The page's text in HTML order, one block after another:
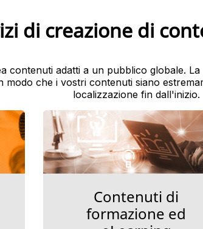
di creazione di
contenuti adatti a un pubblico globale.
modo che i vostri contenuti siano
localizzazione fin dall'inizio.
Contenuti di
formazione ed